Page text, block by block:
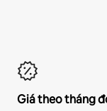
Giá theo tháng